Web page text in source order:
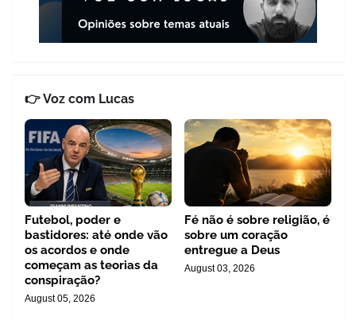
👉 Voz com Lucas
Futebol, poder e
bastidores: até onde vão
os acordos e onde
começam as teorias da
conspiração?
August 05, 2026
Fé não é sobre religião, é
sobre um coração
entregue a Deus
August 03, 2026